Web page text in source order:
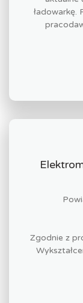
ładowarkę.
Zgodnie z